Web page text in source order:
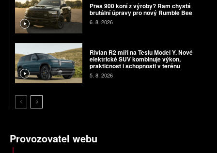
Přes 900 koní z výroby? Ram chystá
brutální úpravy pro nový Rumble Bee
6. 8. 2026
Rivian R2 míří na Teslu Model Y. Nové
elektrické SUV kombinuje výkon,
praktičnost i schopnosti v terénu
5. 8. 2026
Provozovatel webu